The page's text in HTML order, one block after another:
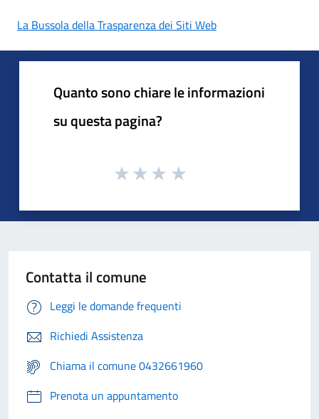
La Bussola della Trasparenza dei Siti Web
Quanto sono chiare le informazioni
su questa pagina?
Contatta il comune
Leggi le domande frequenti
Richiedi Assistenza
Chiama il comune 0432661960
Prenota un appuntamento